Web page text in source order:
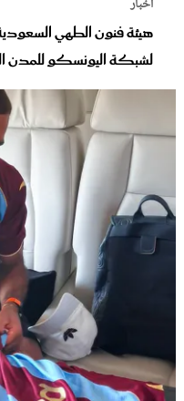
أخبار
هيئة فنون الطهي
لشبكة اليونسكو للمدن